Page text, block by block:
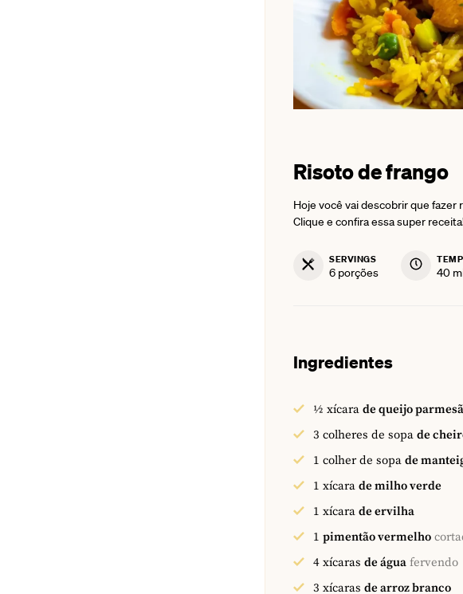
Risoto de frango
Hoje você vai descobrir que fazer
Clique e confira essa super
SERVINGS
6 porções 40
Ingredientes
½ xícara de queijo
3 colheres de sopa de
1 colher de sopa de
1 xícara de milho verde
1 xícara de ervilha
1 pimentão vermelho
4 xícaras de água fervendo
3 xícaras de arroz branco